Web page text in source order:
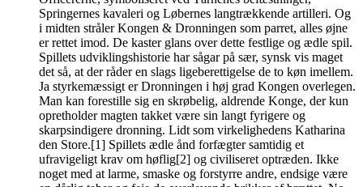
Springernes kavaleri og Løbernes langtrækkende artilleri. Og
i midten stråler Kongen & Dronningen som parret, alles øjne
er rettet imod. De kaster glans over dette festlige og ædle spil.
Spillets udviklingshistorie har sågar på sær, synsk vis maget
det så, at der råder en slags ligeberettigelse de to køn imellem.
Ja styrkemæssigt er Dronningen i høj grad Kongen overlegen.
Man kan forestille sig en skrøbelig, aldrende Konge, der kun
opretholder magten takket være sin langt fyrigere og
skarpsindigere dronning. Lidt som virkelighedens Katharina
den Store.[1] Spillets ædle ånd forfægter samtidig et
ufravigeligt krav om høflig[2] og civiliseret optræden. Ikke
noget med at larme, smaske og forstyrre andre, endsige være